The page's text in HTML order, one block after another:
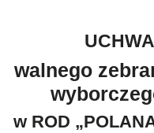
walnego
w ROD